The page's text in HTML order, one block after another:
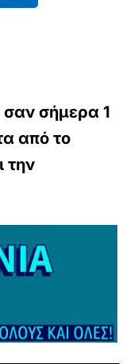
σήμερα 1
από το
την